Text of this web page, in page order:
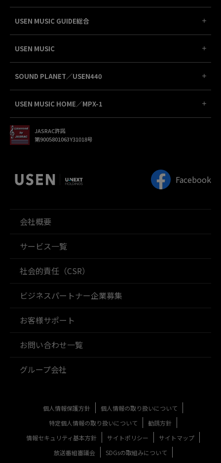
USEN MUSIC GUIDE総合
USEN MUSIC
SOUND PLANET／USEN440
USEN MUSIC HOME／MPX-1
JASRAC許諾
第9005801063Y31018号
Facebook
会社概要
サービス一覧
社会的責任（CSR）
ビジネスパートナー企業募集
お客様サポート
お問い合わせ一覧
グループ会社
個人情報保護方針
個人情報の取り扱いについて
特定個人情報の取り扱いについて
勧誘方針
情報セキュリティ基本方針
サイトポリシー
サイトマップ
放送番組審議会
SDGsの取組みについて